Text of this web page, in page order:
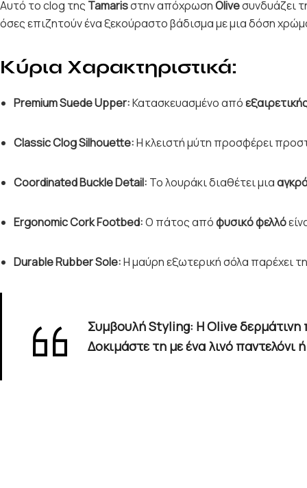
Αυτό το clog της Tamarisστην απόχρωσηOliveσυνδυάζει
όσες επιζητούν ένα ξεκούραστο βάδισμα με μια δόση
Κύρια Χαρακτηριστικά:
Premium Suede Upper:Κατασκευασμένο από
Classic Clog Silhouette:Η κλειστή μύτη προσφέρει
Coordinated Buckle Detail: Το λουράκι διαθέτει μια
Ergonomic Cork Footbed:Ο πάτος απόφυσικό φελλό
Durable Rubber Sole:Η μαύρη εξωτερική σόλα παρέχει
Συμβουλή Styling: ΗOliveδερμάτινη
Δοκιμάστε τη με ένα λινό